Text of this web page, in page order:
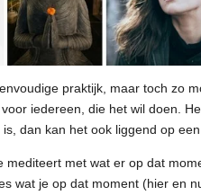
praktijk, maar toch zo
iedereen, die het wil doen.
dan kan het ook liggend op een
mediteert met wat er op dat
wat je op dat moment (hier en